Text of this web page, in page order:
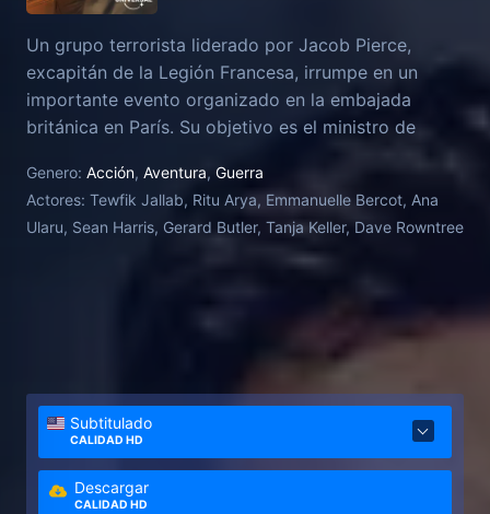
Un grupo terrorista liderado por Jacob Pierce,
excapitán de la Legión Francesa, irrumpe en un
importante evento organizado en la embajada
británica en París. Su objetivo es el ministro de
Taleb, y una agente del MI6, Zara Taylor, frustran sus
planes. Sin embargo, este asalto no es más que el
primer ataque en un plan perfectamente construido.
Genero: Acción, Aventura, Guerra
Actores: Tewfik Jallab, Ritu Arya, Emmanuelle Bercot, Ana
Ularu, Sean Harris, Gerard Butler, Tanja Keller, Dave Rowntree
Subtitulado
CALIDAD HD
Descargar
CALIDAD HD